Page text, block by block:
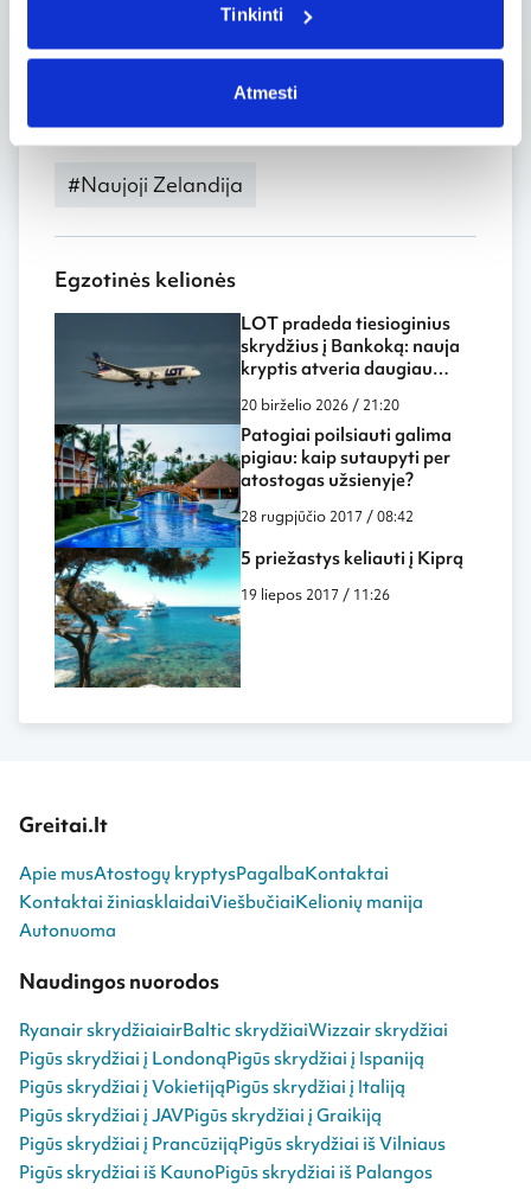
Tinkinti
Atmesti
Grotažymės
#Naujoji Zelandija
Egzotinės kelionės
LOT pradeda tiesioginius
skrydžius į Bankoką: nauja
kryptis atveria daugiau
Lietuvos
20 birželio 2026 / 21:20
Patogiai poilsiauti galima
pigiau: kaip sutaupyti per
atostogas užsienyje?
28 rugpjūčio 2017 / 08:42
5 priežastys keliauti į Kiprą
19 liepos 2017 / 11:26
Greitai.lt
Apie musAtostogų kryptysPagalbaKontaktai
Kontaktai žiniasklaidaiViešbučiaiKelionių manija
Autonuoma
Naudingos nuorodos
Ryanair skrydžiaiairBaltic skrydžiaiWizzair skrydžiai
Pigūs skrydžiai į LondonąPigūs skrydžiai į Ispaniją
Pigūs skrydžiai į VokietijąPigūs skrydžiai į Italiją
Pigūs skrydžiai į JAVPigūs skrydžiai į Graikiją
Pigūs skrydžiai į PrancūzijąPigūs skrydžiai iš Vilniaus
Pigūs skrydžiai iš KaunoPigūs skrydžiai iš Palangos